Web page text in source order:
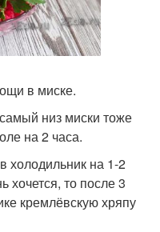
в миске.
низ миски тоже
на 2 часа.
холодильник на 1-2
хочется, то после 3
кремлёвскую хряпу